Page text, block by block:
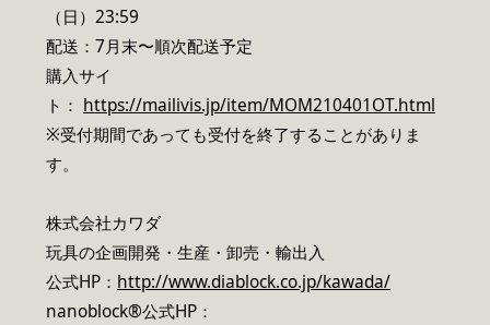
（日）23:59
配送：7月末〜順次配送予定
購入サイ
ト： https://mailivis.jp/item/MOM210401OT.html
※受付期間であっても受付を終了することがありま
す。
株式会社カワダ
玩具の企画開発・生産・卸売・輸出入
公式HP： http://www.diablock.co.jp/kawada/
nanoblock®︎公式HP：